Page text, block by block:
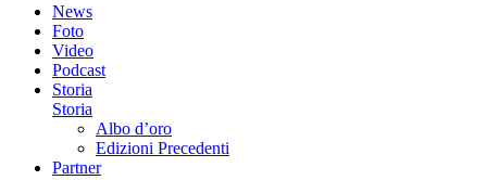
News
Foto
Video
Podcast
Storia
Storia
Albo d’oro
Edizioni Precedenti
Partner